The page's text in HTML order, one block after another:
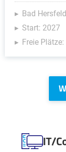
Bad Hersfeld
Start: 2027
Freie Plätze:
IT/